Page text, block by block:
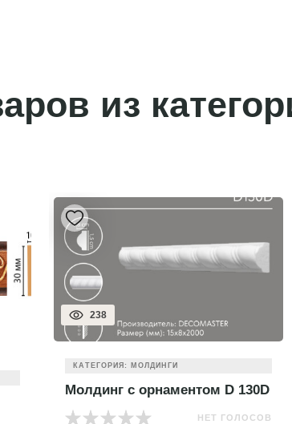
из
238
КАТЕГОРИЯ: МОЛДИНГИ
Молдинг с орнаментом D 130D
НЕТ ГОЛОСОВ